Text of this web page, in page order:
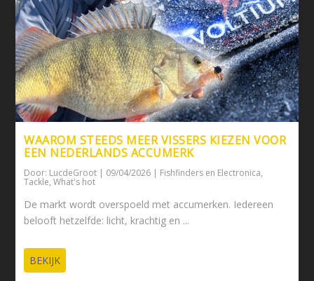
WAAROM STEEDS MEER VISSERS KIEZEN VOOR
EEN NEDERLANDS ACCUMERK
Door: LucdeGroot | 09/04/2026 | Fishfinders en Electronica,
Tackle,What's hot
De markt wordt overspoeld met accumerken. Iedereen
belooft hetzelfde: licht, krachtig en ...
BEKIJK